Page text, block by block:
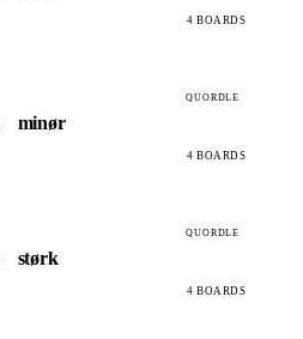
4 BOARDS
QUORDLE
minør
4 BOARDS
QUORDLE
størk
4 BOARDS